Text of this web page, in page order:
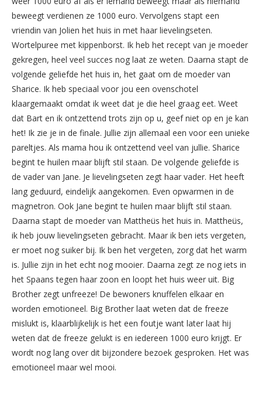
beweegt verdienen ze 1000 euro. Vervolgens stapt een
vriendin van Jolien het huis in met haar lievelingseten.
Wortelpuree met kippenborst. Ik heb het recept van je moeder
gekregen, heel veel succes nog laat ze weten. Daarna stapt de
volgende geliefde het huis in, het gaat om de moeder van
Sharice. Ik heb speciaal voor jou een ovenschotel
klaargemaakt omdat ik weet dat je die heel graag eet. Weet
dat Bart en ik ontzettend trots zijn op u, geef niet op en je kan
het! Ik zie je in de finale. Jullie zijn allemaal een voor een unieke
pareltjes. Als mama hou ik ontzettend veel van jullie. Sharice
begint te huilen maar blijft stil staan. De volgende geliefde is
de vader van Jane. Je lievelingseten zegt haar vader. Het heeft
lang geduurd, eindelijk aangekomen. Even opwarmen in de
magnetron. Ook Jane begint te huilen maar blijft stil staan.
Daarna stapt de moeder van Mattheüs het huis in. Mattheüs,
ik heb jouw lievelingseten gebracht. Maar ik ben iets vergeten,
er moet nog suiker bij. Ik ben het vergeten, zorg dat het warm
is. Jullie zijn in het echt nog mooier. Daarna zegt ze nog iets in
het Spaans tegen haar zoon en loopt het huis weer uit. Big
Brother zegt unfreeze! De bewoners knuffelen elkaar en
worden emotioneel. Big Brother laat weten dat de freeze
mislukt is, klaarblijkelijk is het een foutje want later laat hij
weten dat de freeze gelukt is en iedereen 1000 euro krijgt. Er
wordt nog lang over dit bijzondere bezoek gesproken. Het was
emotioneel maar wel mooi.